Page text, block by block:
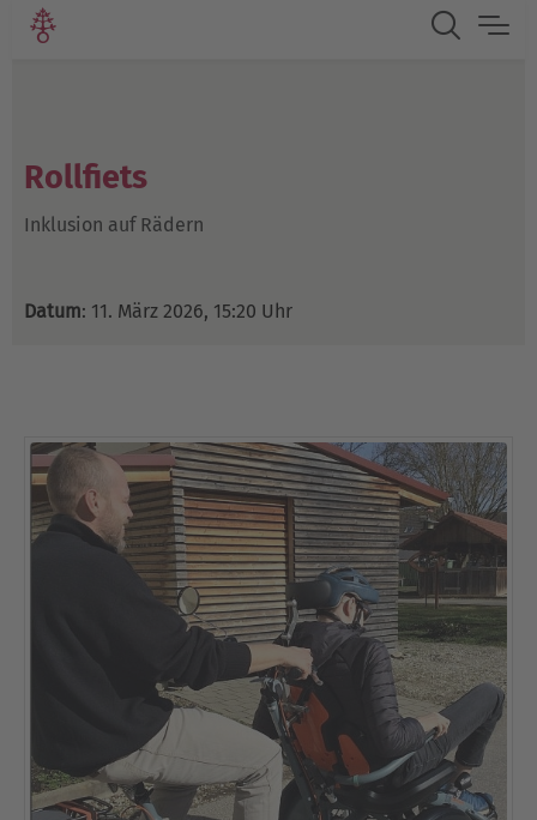
Rollfiets
Inklusion auf Rädern
Datum: 11. März 2026, 15:20 Uhr